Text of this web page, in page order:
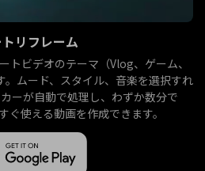
リフレーム
トビデオのテーマ（Vlog、ゲーム、
。ムード、スタイル、音楽を選択すれ
ーが自動で処理し、わずか数分で
使える動画を作成できます。